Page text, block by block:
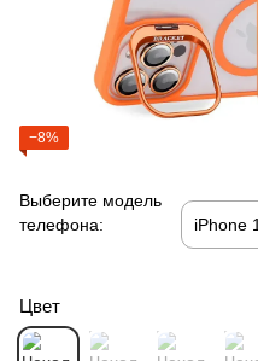
−8%
Выберите модель
телефона:
Цвет